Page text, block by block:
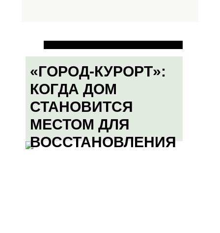
«ГОРОД-КУРОРТ»:
КОГДА ДОМ
СТАНОВИТСЯ
МЕСТОМ ДЛЯ
ВОССТАНОВЛЕНИЯ